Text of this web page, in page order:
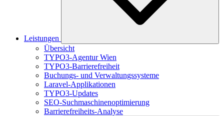
Leistungen
Übersicht
TYPO3-Agentur Wien
TYPO3-Barrierefreiheit
Buchungs- und Verwaltungssysteme
Laravel-Applikationen
TYPO3-Updates
SEO-Suchmaschinenoptimierung
Barrierefreiheits-Analyse